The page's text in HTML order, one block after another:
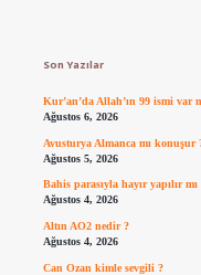
Son Yazılar
Kur’an’da Allah’ın 99 ismi var
Ağustos 6, 2026
Avusturya Almanca mı konuşur
Ağustos 5, 2026
Bahis parasıyla hayır yapılır mı
Ağustos 4, 2026
Altın AO2 nedir ?
Ağustos 4, 2026
Can Ozan kimle sevgili ?